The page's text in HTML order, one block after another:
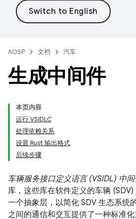
AOSP 文档 汽车
生成中间件
本页内容
运行 VSIDLC
处理依赖关系
设置 Rust 输出格式
后续步骤
车辆服务接口定义语言 (VSIDL) 中
库，这些库在软件定义的车辆
一个抽象层，以简化 SDV 生态系统
之间的通信和交互提供了一种标准